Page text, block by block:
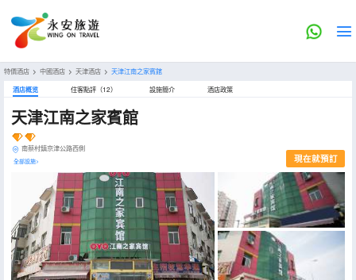
特價酒店 > 中國酒店 > 天津酒店 > 天津江南之家賓館
酒店概览 住客點評（12） 設施簡介 酒店政策
天津江南之家賓館
南蔡村鎮京津公路西側
全部設施> 現在就預訂